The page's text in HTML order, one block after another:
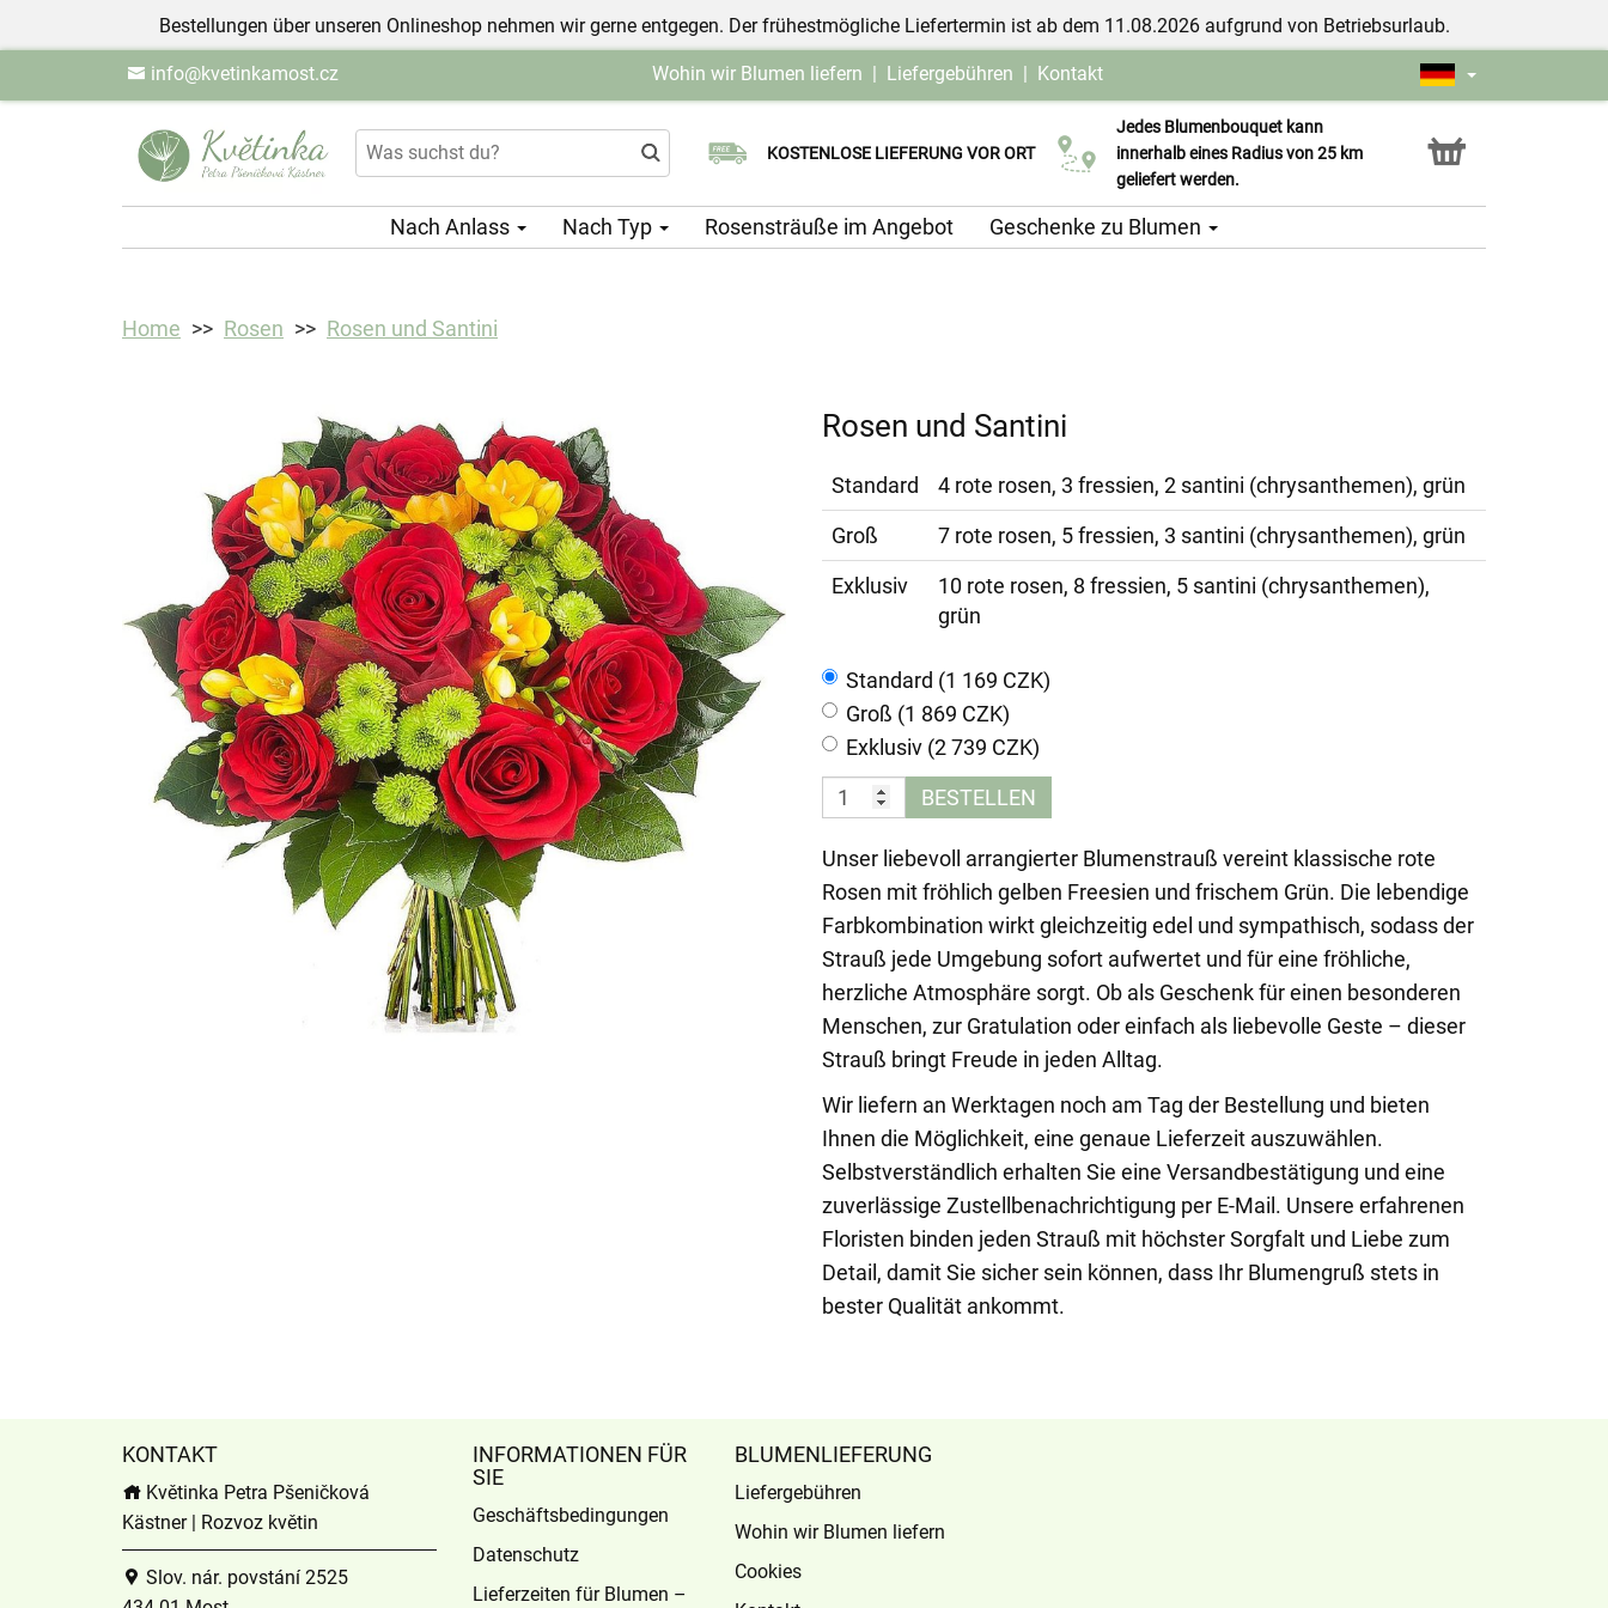
Bestellungen über unseren Onlineshop nehmen wir gerne entgegen. Der frühestmögliche Liefertermin ist ab dem 11.08.2026 aufgrund von Betriebsurlaub.
info@kvetinkamost.cz Wohin wir Blumen liefern | Liefergebühren | Kontakt
KOSTENLOSE LIEFERUNG VOR ORT
Wählen Sie Ihr Lieferdatum
Jedes Blumenbouquet kann
innerhalb eines Radius von 25 km
geliefert werden.
Click & Collect Service
Nach Anlass Nach Typ Rosensträuße im Angebot Geschenke zu Blumen
Home Rosen Rosen und Santini
Rosen und Santini
Standard
4 rote rosen, 3 fressien, 2 santini (chrysanthemen), grün
Groß
7 rote rosen, 5 fressien, 3 santini (chrysanthemen), grün
Exklusiv
10 rote rosen, 8 fressien, 5 santini (chrysanthemen),
grün
Standard (1 169 CZK)
Groß (1 869 CZK)
Exklusiv (2 739 CZK)
BESTELLEN
Unser liebevoll arrangierter Blumenstrauß vereint klassische rote
Rosen mit fröhlich gelben Freesien und frischem Grün. Die lebendige
Farbkombination wirkt gleichzeitig edel und sympathisch, sodass der
Strauß jede Umgebung sofort aufwertet und für eine fröhliche,
herzliche Atmosphäre sorgt. Ob als Geschenk für einen besonderen
Menschen, zur Gratulation oder einfach als liebevolle Geste – dieser
Strauß bringt Freude in jeden Alltag.
Wir liefern an Werktagen noch am Tag der Bestellung und bieten
Ihnen die Möglichkeit, eine genaue Lieferzeit auszuwählen.
Selbstverständlich erhalten Sie eine Versandbestätigung und eine
zuverlässige Zustellbenachrichtigung per E-Mail. Unsere erfahrenen
Floristen binden jeden Strauß mit höchster Sorgfalt und Liebe zum
Detail, damit Sie sicher sein können, dass Ihr Blumengruß stets in
bester Qualität ankommt.
KONTAKT
Květinka Petra Pšeničková
Kästner | Rozvoz květin
Slov. nár. povstání 2525
INFORMATIONEN FÜR
SIE
Geschäftsbedingungen
Datenschutz
Lieferzeiten für Blumen –
BLUMENLIEFERUNG
Liefergebühren
Wohin wir Blumen liefern
Cookies